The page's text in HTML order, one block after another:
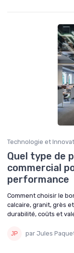
Technologie et
Quel type de
commercial
performance
Comment choisir le
calcaire, granit, grès
durabilité, coûts et
par Jules